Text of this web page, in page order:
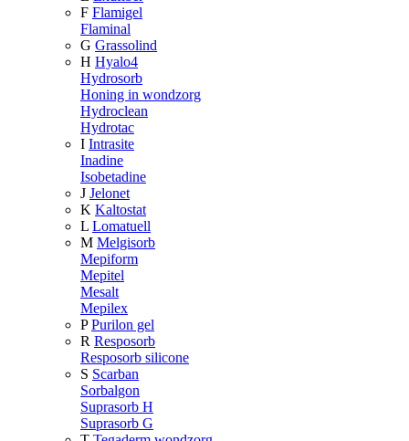
F Flamigel
Flaminal
G Grassolind
H Hyalo4
Hydrosorb
Honing in wondzorg
Hydroclean
Hydrotac
I Intrasite
Inadine
Isobetadine
J Jelonet
K Kaltostat
L Lomatuell
M Melgisorb
Mepiform
Mepitel
Mesalt
Mepilex
P Purilon gel
R Resposorb
Resposorb silicone
S Scarban
Sorbalgon
Suprasorb H
Suprasorb G